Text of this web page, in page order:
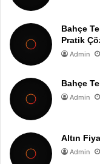
Bahçe
Pratik
Admin
Bahçe
Admin
Altın
Admin